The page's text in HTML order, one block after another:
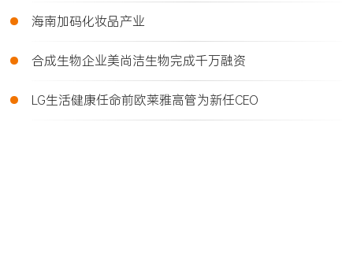
• 海南加码化妆品产业
• 合成生物企业美尚洁生物完成千万融资
• LG生活健康任命前欧莱雅高管为新任CEO